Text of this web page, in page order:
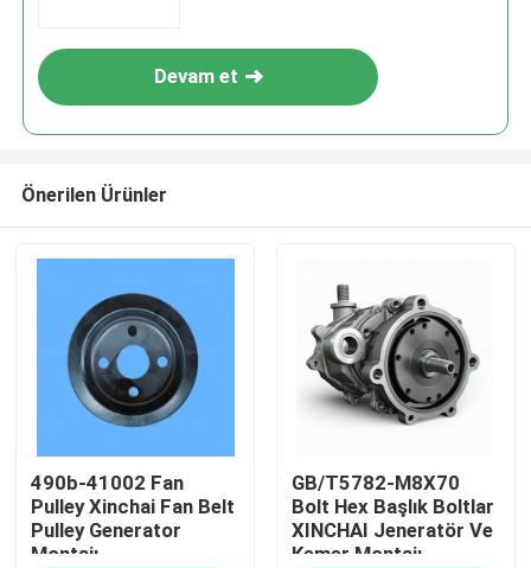
Devam et
Önerilen Ürünler
490b-41002 Fan
Pulley Xinchai Fan Belt
Pulley Generator
Montajı
GB/T5782-M8X70
Bolt Hex Başlık Boltlar
XINCHAI Jeneratör Ve
Kemer Montajı